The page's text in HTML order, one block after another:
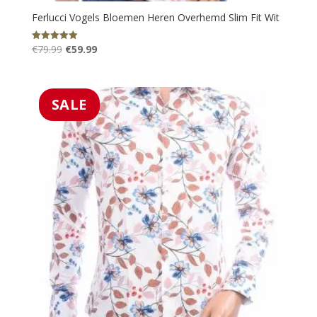
Ferlucci Vogels Bloemen Heren Overhemd Slim Fit Wit
Gewaardeerd
5.00
€79.99 Oorspronkelijke
€79.99.
€59.99Huidige
€59.99.
SALE